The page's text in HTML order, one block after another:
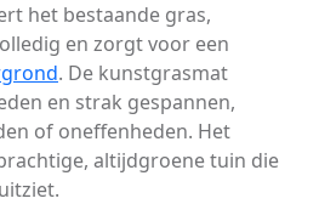
het bestaande gras,
en zorgt voor een
. De kunstgrasmat
en strak gespannen,
of oneffenheden. Het
altijdgroene tuin die